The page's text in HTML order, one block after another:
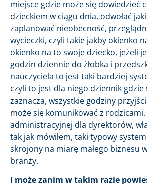
miejsce gdzie może się dowiedzieć
dzieckiem w ciągu dnia, odwołać
zaplanować nieobecność,
wycieczki, czyli takie jakby okienko
okienko na to swoje dziecko, jeżeli
godzin dziennie do żłobka i
nauczyciela to jest taki bardziej
czyli to jest dla niego dziennik gdzie
zaznacza, wszystkie godziny
może się komunikować z rodzicami.
administracyjnej dla dyrektorów,
tak jak mówiłem, taki typowy system
skrojony na miarę małego biznesu
branży.
I może zanim w takim razie